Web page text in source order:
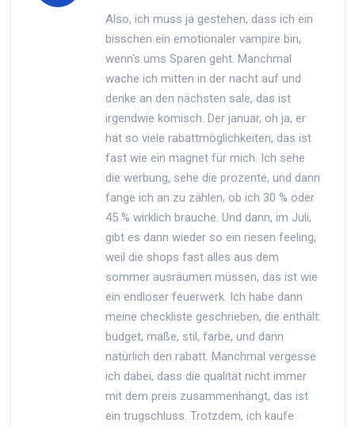
Also, ich muss ja gestehen, dass ich ein
bisschen ein emotionaler vampire bin,
wenn's ums Sparen geht. Manchmal
wache ich mitten in der nacht auf und
denke an den nächsten sale, das ist
irgendwie komisch. Der januar, oh ja, er
hat so viele rabattmöglichkeiten, das ist
fast wie ein magnet für mich. Ich sehe
die werbung, sehe die prozente, und dann
fange ich an zu zählen, ob ich 30 % oder
45 % wirklich brauche. Und dann, im Juli,
gibt es dann wieder so ein riesen feeling,
weil die shops fast alles aus dem
sommer ausräumen müssen, das ist wie
ein endloser feuerwerk. Ich habe dann
meine checkliste geschrieben, die enthält:
budget, maße, stil, farbe, und dann
natürlich den rabatt. Manchmal vergesse
ich dabei, dass die qualität nicht immer
mit dem preis zusammenhängt, das ist
ein trugschluss. Trotzdem, ich kaufe